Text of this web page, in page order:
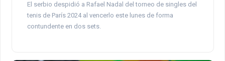
El serbio despidió a Rafael Nadal del torneo de singles del
tenis de París 2024 al vencerlo este lunes de forma
contundente en dos sets.